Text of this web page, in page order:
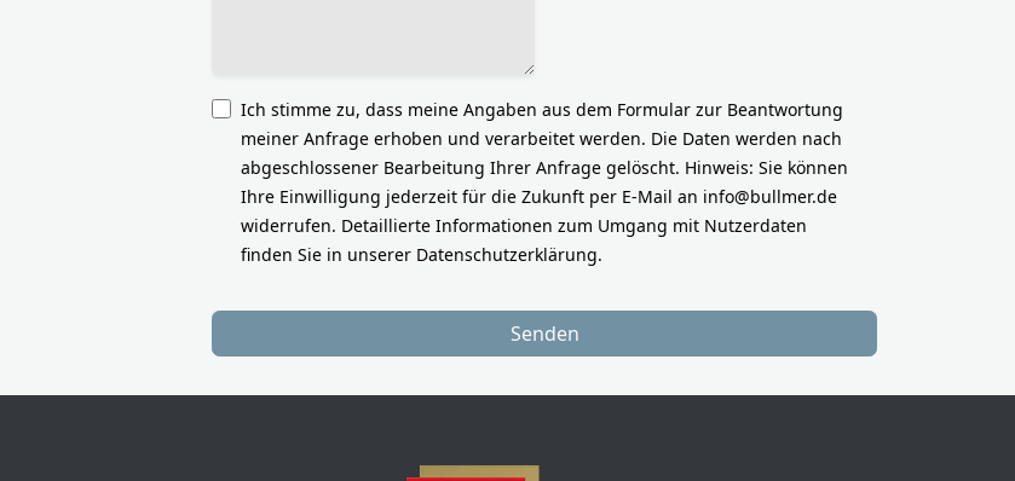
Ich stimme zu, dass meine Angaben aus dem Formular zur Beantwortung
meiner Anfrage erhoben und verarbeitet werden. Die Daten werden nach
abgeschlossener Bearbeitung Ihrer Anfrage gelöscht. Hinweis: Sie können
Ihre Einwilligung jederzeit für die Zukunft per E-Mail an info@bullmer.de
widerrufen. Detaillierte Informationen zum Umgang mit Nutzerdaten
finden Sie in unserer Datenschutzerklärung.
Senden